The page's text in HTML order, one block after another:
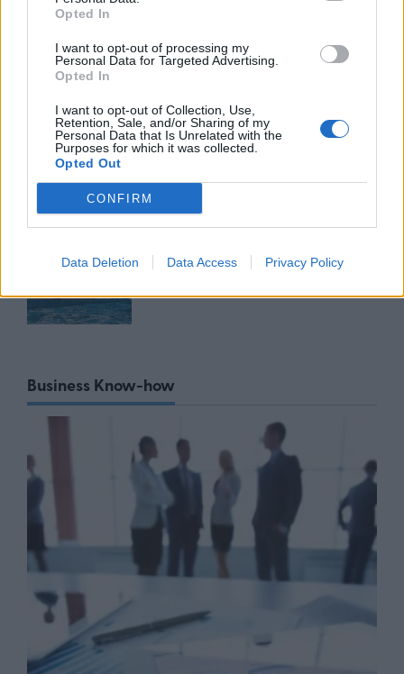
Opted In
I want to opt-out of processing my
Personal Data for Targeted Advertising.
Opted In
I want to opt-out of Collection, Use,
Retention, Sale, and/or Sharing of my
Personal Data that Is Unrelated with the
Purposes for which it was collected.
Opted Out
CONFIRM
Data Deletion Data Access Privacy Policy
28/07/26|11:29
Η Ιαπωνία επικρίνει τους νέους
τελωνειακούς δασμούς που
επέβαλαν οι Ηνωμένες Πολιτείες
Αυστραλία: Αδικαιολόγητοι οι
Χρειάζεται να καταργηθούν
Business Know-how